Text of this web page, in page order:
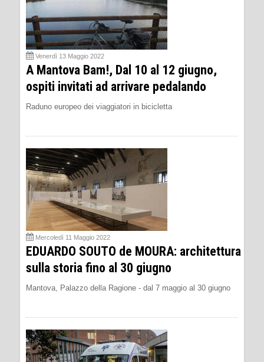
Venerdì 13 Maggio 2022
A Mantova Bam!, Dal 10 al 12 giugno,
ospiti invitati ad arrivare pedalando
Raduno europeo dei viaggiatori in bicicletta
Mercoledì 11 Maggio 2022
EDUARDO SOUTO de MOURA: architettura
sulla storia fino al 30 giugno
Mantova, Palazzo della Ragione - dal 7 maggio al 30 giugno